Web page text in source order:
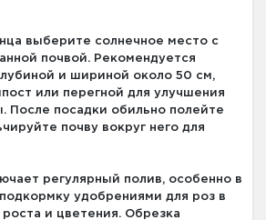
выберите солнечное место с
почвой. Рекомендуется
и шириной около 50 см,
или перегной для улучшения
После посадки обильно полейте
почву вокруг него для
регулярный полив, особенно в
удобрениями для роз в
и цветения. Обрезка